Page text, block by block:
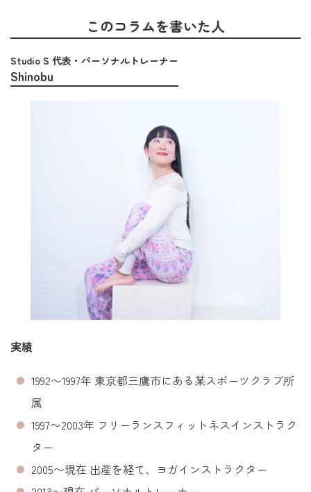
このコラムを書いた人
Studio S 代表・パーソナルトレーナー
Shinobu
実績
1992〜1997年 東京都三鷹市にある某スポーツクラブ所
属
1997〜2003年 フリーランスフィットネスインストラク
ター
2005〜現在 出産を経て、ヨガインストラクター